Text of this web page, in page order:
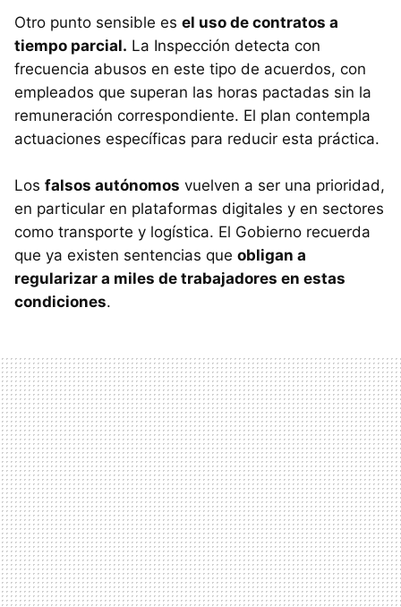
Otro punto sensible es el uso de contratos a
tiempo parcial. La Inspección detecta con
frecuencia abusos en este tipo de acuerdos, con
empleados que superan las horas pactadas sin la
remuneración correspondiente. El plan contempla
actuaciones específicas para reducir esta práctica.
Los falsos autónomos vuelven a ser una prioridad,
en particular en plataformas digitales y en sectores
como transporte y logística. El Gobierno recuerda
que ya existen sentencias que obligan a
regularizar a miles de trabajadores en estas
condiciones.